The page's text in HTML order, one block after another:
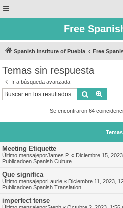
Free
Spanish Institute of Puebla Free
Temas sin respuesta
Ir a búsqueda avanzada
Buscar
Se encontraron 64
Temas
Meeting Etiquette
Último mensajeporJames P. « Diciembre 15,
Publicadoen Spanish Culture
Que significa
Último mensajeporLaurie « Diciembre 11, 2023,
Publicadoen Spanish Translation
imperfect tense